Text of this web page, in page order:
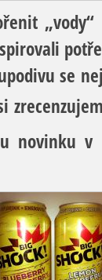
se
novinku v